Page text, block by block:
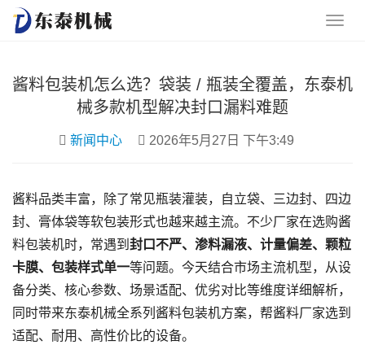
酱料包装机怎么选？袋装 / 瓶装全覆盖，东泰机
械多款机型解决封口漏料难题
新闻中心 2026年5月27日 下午3:49
酱料品类丰富，除了常见瓶装灌装，自立袋、三边封、四边
封、膏体袋等软包装形式也越来越主流。不少厂家在选购酱
料包装机时，常遇到 封口不严、渗料漏液、计量偏差、颗粒
卡膜、包装样式单一等问题。今天结合市场主流机型，从设
备分类、核心参数、场景适配、优劣对比等维度详细解析，
同时带来东泰机械全系列酱料包装机方案，帮酱料厂家选到
适配、耐用、高性价比的设备。